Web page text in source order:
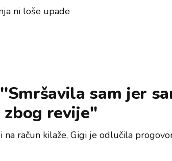
ni loše upade
sam jer
zbog revije''
na račun kilaže, Gigi je odlučila